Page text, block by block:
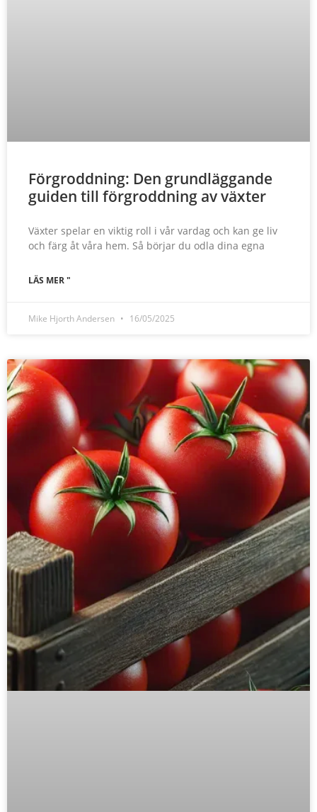
Förgroddning: Den grundläggande
guiden till förgroddning av växter
Växter spelar en viktig roll i vår vardag och kan ge liv
och färg åt våra hem. Så börjar du odla dina egna
LÄS MER "
Mike Hjorth Andersen 16/05/2025